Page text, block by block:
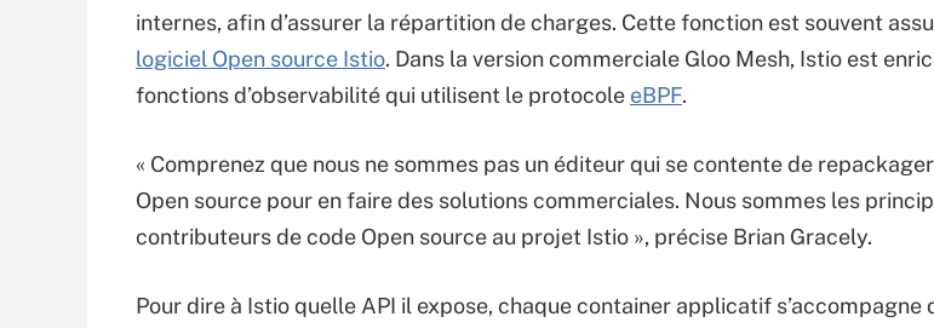
internes, afin d’assurer la répartition de charges. Cette fonction est souvent
logiciel Open source Istio. Dans la version commerciale Gloo Mesh, Istio est
fonctions d’observabilité qui utilisent le protocole eBPF.
« Comprenez que nous ne sommes pas un éditeur qui se contente de
Open source pour en faire des solutions commerciales. Nous sommes les
contributeurs de code Open source au projet Istio », précise Brian Gracely.
Pour dire à Istio quelle API il expose, chaque container applicatif s’accompagne